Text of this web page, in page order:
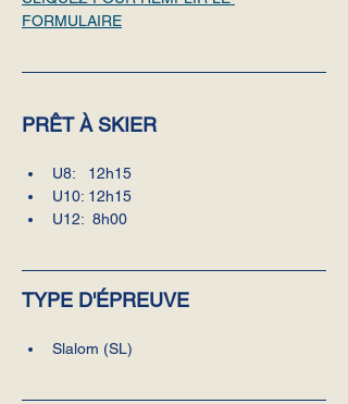
FORMULAIRE
PRÊT À SKIER
U8:   12h15
U10: 12h15
U12:  8h00
TYPE D'ÉPREUVE
Slalom (SL)